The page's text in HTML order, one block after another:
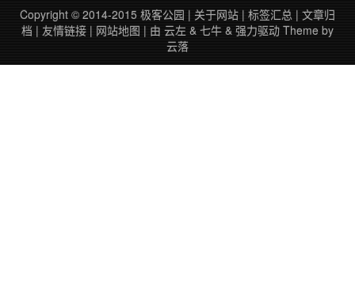
点赞图标、会员专享贴纸、可修改的
默认分组、会员标记、会员动画头
像、会……
apt-get自动安装的是 python3.5，运
行该脚本会……
Copyright © 2014-2015 极客公园 | 关于网站 | 标签汇总 | 文章归
档 | 友情链接 | 网站地图 | 由 云左 & 七牛 & 强力驱动 Theme by
云落